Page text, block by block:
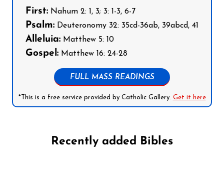
First: Nahum 2: 1, 3; 3: 1-3, 6-7
Psalm: Deuteronomy 32: 35cd-36ab, 39abcd, 41
Alleluia: Matthew 5: 10
Gospel: Matthew 16: 24-28
FULL MASS READINGS
*This is a free service provided by Catholic Gallery. Get it here
Recently added Bibles